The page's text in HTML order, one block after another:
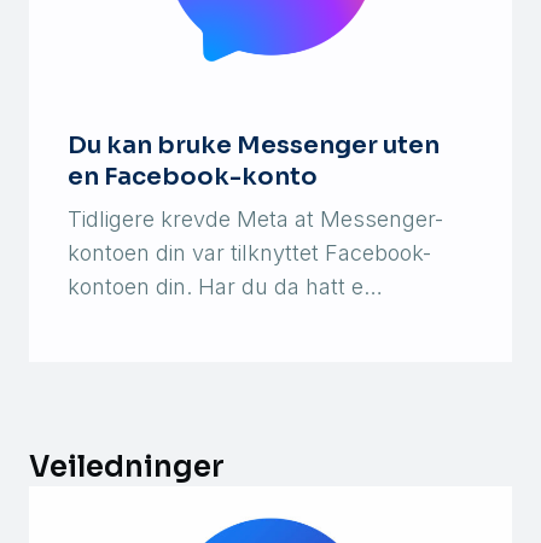
Du kan bruke Messenger uten
en Facebook-konto
Tidligere krevde Meta at Messenger-
kontoen din var tilknyttet Facebook-
kontoen din. Har du da hatt e…
Veiledninger